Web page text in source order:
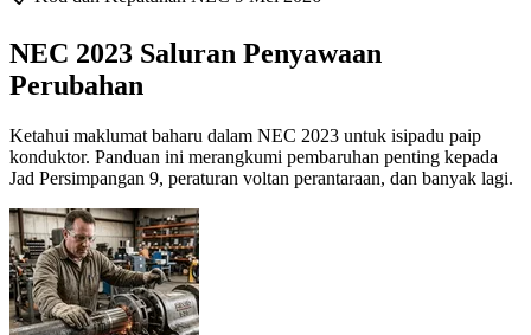
NEC 2023 Saluran Penyawaan
Perubahan
Ketahui maklumat baharu dalam NEC 2023 untuk isipadu paip
konduktor. Panduan ini merangkumi pembaruhan penting kepada
Jad Persimpangan 9, peraturan voltan perantaraan, dan banyak lagi.